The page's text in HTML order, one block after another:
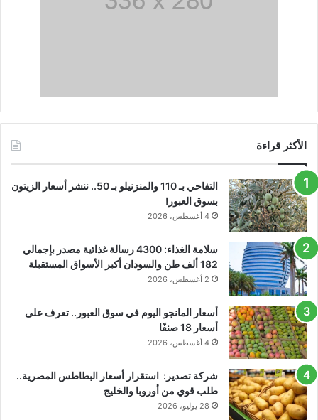
الأكثر قراءة
التفاحي بـ 110 والمنزنيلو بـ 50.. ننشر أسعار الزيتون
بسوق العبور!
4 أغسطس، 2026
سلامة الغذاء: 4300 رسالة غذائية مصدر بإجمالي
182 ألف طن والسودان أكبر الأسواق المستقبلة
2 أغسطس، 2026
أسعار المانجو اليوم في سوق العبور.. تعرف على
أسعار 18 صنفًا
4 أغسطس، 2026
شركة تصدير: استقرار أسعار البطاطس المصرية..
طلب قوي من أوروبا والخليج
28 يوليو، 2026